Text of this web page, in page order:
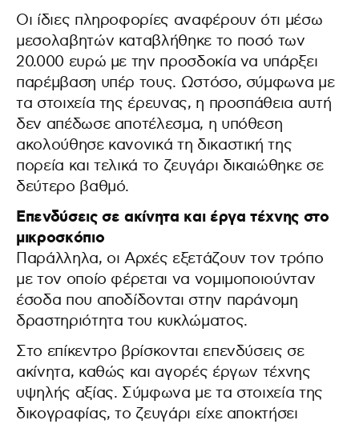
Οι ίδιες πληροφορίες αναφέρουν ότι μέσω
μεσολαβητών καταβλήθηκε το ποσό των
20.000 ευρώ με την προσδοκία να υπάρξει
παρέμβαση υπέρ τους. Ωστόσο, σύμφωνα με
τα στοιχεία της έρευνας, η προσπάθεια αυτή
δεν απέδωσε αποτέλεσμα, η υπόθεση
ακολούθησε κανονικά τη δικαστική της
πορεία και τελικά το ζευγάρι δικαιώθηκε σε
δεύτερο βαθμό.
Επενδύσεις σε ακίνητα και έργα τέχνης στο
μικροσκόπιο
Παράλληλα, οι Αρχές εξετάζουν τον τρόπο
με τον οποίο φέρεται να νομιμοποιούνταν
έσοδα που αποδίδονται στην παράνομη
δραστηριότητα του κυκλώματος.
Στο επίκεντρο βρίσκονται επενδύσεις σε
ακίνητα, καθώς και αγορές έργων τέχνης
υψηλής αξίας. Σύμφωνα με τα στοιχεία της
δικογραφίας, το ζευγάρι είχε αποκτήσει